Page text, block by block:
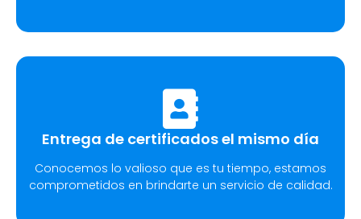
Entrega de certificados el mismo día
Conocemos lo valioso que es tu tiempo, estamos
comprometidos en brindarte un servicio de calidad.